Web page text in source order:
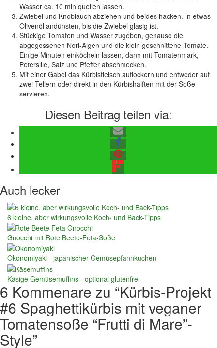
Wasser ca. 10 min quellen lassen.
Zwiebel und Knoblauch abziehen und beides hacken. In etwas
Olivenöl andünsten, bis die Zwiebel glasig ist.
Stückige Tomaten und Wasser zugeben, genauso die
abgegossenen Nori-Algen und die klein geschnittene Tomate.
Einige Minuten einköcheln lassen, dann mit Tomatenmark,
Petersilie, Salz und Pfeffer abschmecken.
Mit einer Gabel das Kürbisfleisch auflockern und entweder auf
zwei Tellern oder direkt in den Kürbishälften mit der Soße
servieren.
Diesen Beitrag teilen via:
Auch lecker
6 kleine, aber wirkungsvolle Koch- und Back-Tipps
Gnocchi mit Rote Beete-Feta-Soße
Okonomiyaki - japanischer Gemüsepfannkuchen
Käsige Gemüsemuffins - optional glutenfrei
6 Kommenare zu “Kürbis-Projekt
#6 Spaghettikürbis mit veganer
Tomatensoße “Frutti di Mare”-
Style”